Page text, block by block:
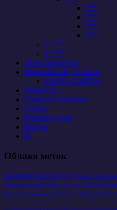
***
***
***
***
3. ***
4. ***
Лента новостей
About the site, О сайте
КАРТА САЙТА
ОКНО В…
Открытое Письмо
Планы
Рекомен-дуем
Форум
Я
Облако меток
ARGUMENTS & FACTS My Friend - Snow
Антикризисный Ликбез Лондон 2012 Мой
Познания Олимпиада Счастье Твиттер Фэйс